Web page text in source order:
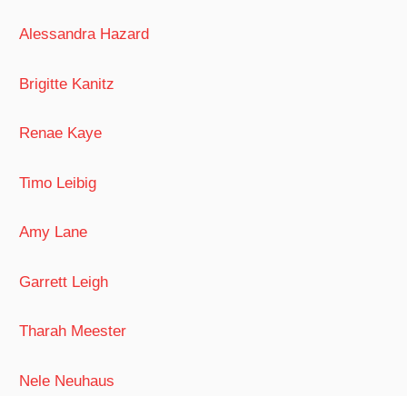
Alessandra Hazard
Brigitte Kanitz
Renae Kaye
Timo Leibig
Amy Lane
Garrett Leigh
Tharah Meester
Nele Neuhaus